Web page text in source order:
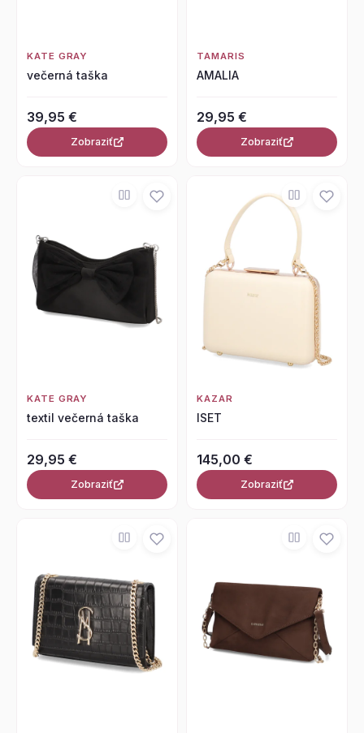
KATE GRAY
večerná taška
39,95 €
Zobraziť
TAMARIS
AMALIA
29,95 €
Zobraziť
KATE GRAY
textil večerná taška
29,95 €
Zobraziť
KAZAR
ISET
145,00 €
Zobraziť